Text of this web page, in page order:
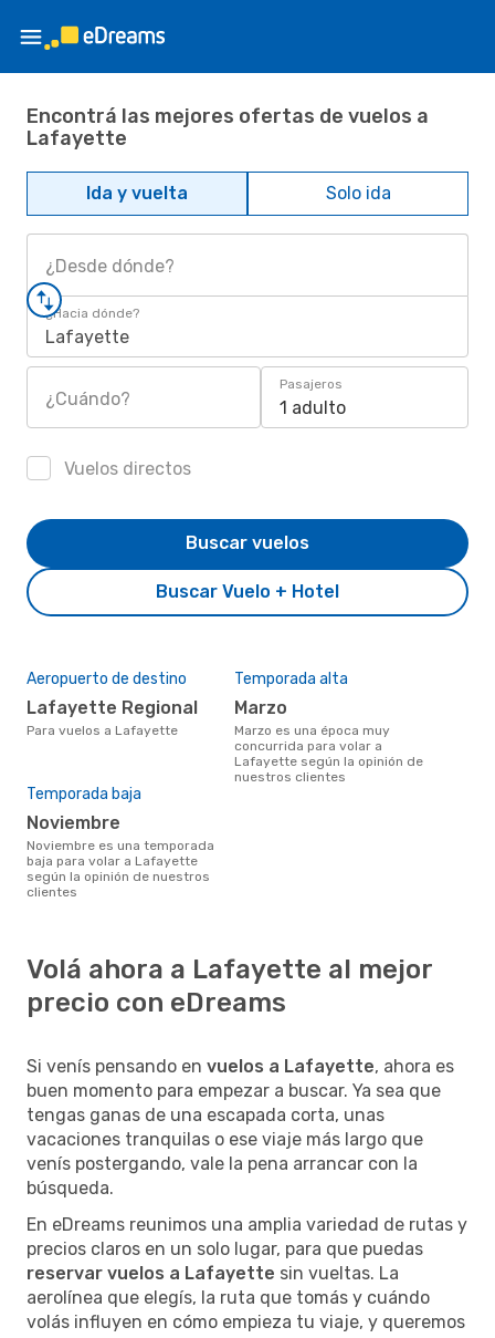
Encontrá las mejores ofertas de vuelos a
Lafayette
Ida y vuelta Solo ida
¿Desde dónde?
¿Hacia dónde?
Lafayette
¿Cuándo?
Pasajeros
1 adulto
Vuelos directos
Buscar Vuelo + Hotel
Buscar vuelos
Aeropuerto de destino
Lafayette Regional
Para vuelos a Lafayette
Temporada alta
marzo
marzo es una época muy
concurrida para volar a
Lafayette según la opinión de
nuestros clientes
Temporada baja
noviembre
noviembre es una temporada
baja para volar a Lafayette
según la opinión de nuestros
clientes
Volá ahora a Lafayette al mejor
precio con eDreams
Si venís pensando en vuelos a Lafayette, ahora es
buen momento para empezar a buscar. Ya sea que
tengas ganas de una escapada corta, unas
vacaciones tranquilas o ese viaje más largo que
venís postergando, vale la pena arrancar con la
búsqueda.
En eDreams reunimos una amplia variedad de rutas y
precios claros en un solo lugar, para que puedas
reservar vuelos a Lafayette sin vueltas. La
aerolínea que elegís, la ruta que tomás y cuándo
volás influyen en cómo empieza tu viaje, y queremos